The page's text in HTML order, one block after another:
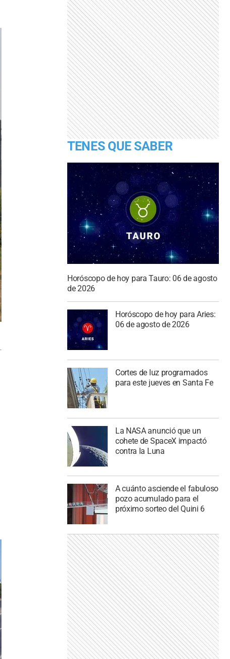
TENES QUE SABER
Horóscopo de hoy para Tauro: 06 de agosto
de 2026
Horóscopo de hoy para Aries:
06 de agosto de 2026
Cortes de luz programados
para este jueves en Santa Fe
La NASA anunció que un
cohete de SpaceX impactó
contra la Luna
A cuánto asciende el fabuloso
pozo acumulado para el
próximo sorteo del Quini 6